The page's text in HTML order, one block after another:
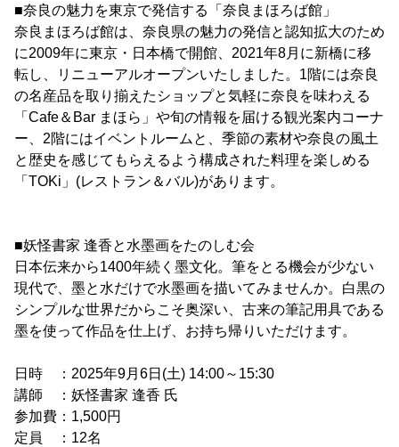
■奈良の魅力を東京で発信する「奈良まほろば館」
奈良まほろば館は、奈良県の魅力の発信と認知拡大のため
に2009年に東京・日本橋で開館、2021年8月に新橋に移
転し、リニューアルオープンいたしました。1階には奈良
の名産品を取り揃えたショップと気軽に奈良を味わえる
「Cafe＆Bar まほら」や旬の情報を届ける観光案内コーナ
ー、2階にはイベントルームと、季節の素材や奈良の風土
と歴史を感じてもらえるよう構成された料理を楽しめる
「TOKi」(レストラン＆バル)があります。
■妖怪書家 逢香と水墨画をたのしむ会
日本伝来から1400年続く墨文化。筆をとる機会が少ない
現代で、墨と水だけで水墨画を描いてみませんか。白黒の
シンプルな世界だからこそ奥深い、古来の筆記用具である
墨を使って作品を仕上げ、お持ち帰りいただけます。
日時 ：2025年9月6日(土) 14:00～15:30
講師 ：妖怪書家 逢香 氏
参加費：1,500円
定員 ：12名